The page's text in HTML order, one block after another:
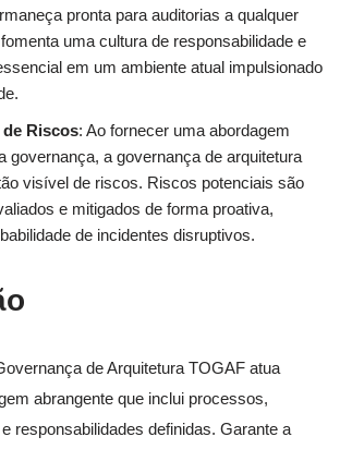
pronta para auditorias a qualquer
uma cultura de responsabilidade e
em um ambiente atual impulsionado
Riscos: Ao fornecer uma abordagem
governança, a governança de arquitetura
visível de riscos. Riscos potenciais são
e mitigados de forma proativa,
de incidentes disruptivos.
de Arquitetura TOGAF atua
abrangente que inclui processos,
responsabilidades definidas. Garante a